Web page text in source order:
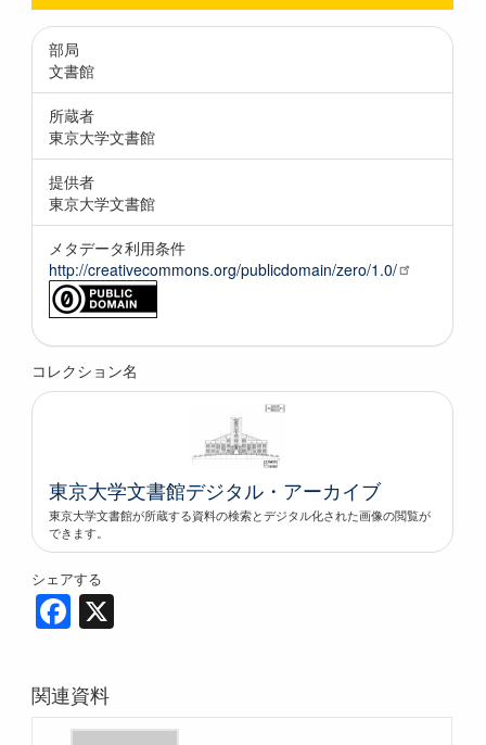
部局
文書館
所蔵者
東京大学文書館
提供者
東京大学文書館
メタデータ利用条件
http://creativecommons.org/publicdomain/zero/1.0/
コレクション名
東京大学文書館デジタル・アーカイブ
東京大学文書館が所蔵する資料の検索とデジタル化された画像の閲覧が
できます。
シェアする
Facebook
関連資料